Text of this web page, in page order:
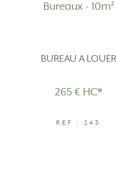
Bureaux - 10m²
BUREAU A LOUER
265 € HC*
REF : 243